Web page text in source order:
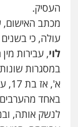
העסיק.
מכתב
עולה, כי בשנים 2014 ו-2021 ביצע הנאשם
לוי, עבירות
א',
באחד
לנשק אותה,